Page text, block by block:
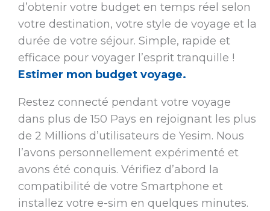
d’obtenir votre budget en temps réel selon
votre destination, votre style de voyage et la
durée de votre séjour. Simple, rapide et
efficace pour voyager l’esprit tranquille !
Estimer mon budget voyage.
Restez connecté pendant votre voyage
dans plus de 150 Pays en rejoignant les plus
de 2 Millions d’utilisateurs de Yesim. Nous
l’avons personnellement expérimenté et
avons été conquis. Vérifiez d’abord la
compatibilité de votre Smartphone et
installez votre e-sim en quelques minutes.